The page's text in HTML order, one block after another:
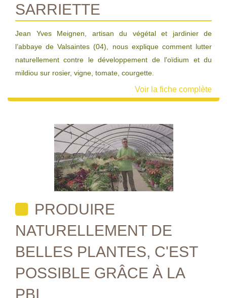
SARRIETTE
Jean Yves Meignen, artisan du végétal et jardinier de
l’abbaye de Valsaintes (04), nous explique comment lutter
naturellement contre le développement de l'oïdium et du
mildiou sur rosier, vigne, tomate, courgette.
Voir la fiche complète
PRODUIRE
NATURELLEMENT DE
BELLES PLANTES, C'EST
POSSIBLE GRÂCE À LA
PBI